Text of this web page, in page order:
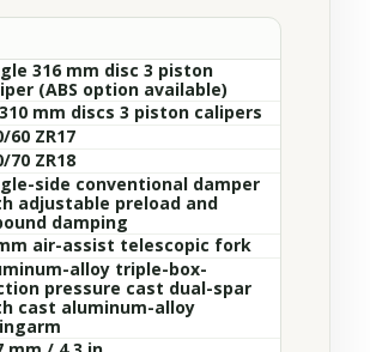
316 mm disc 3 piston
(ABS option available)
mm discs 3 piston calipers
60 ZR17
70 ZR18
side conventional damper
adjustable preload and
damping
air-assist telescopic fork
alloy triple-box-
pressure cast dual-spar
cast aluminum-alloy